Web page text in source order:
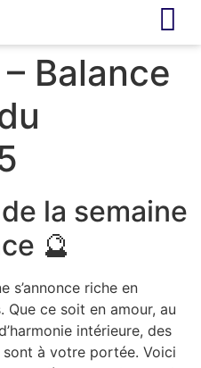
Balance
la semaine
🔮
s’annonce riche en
ce soit en amour, au
intérieure, des
à votre portée. Voici